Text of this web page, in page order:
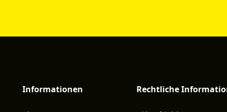
Informationen Rechtliche